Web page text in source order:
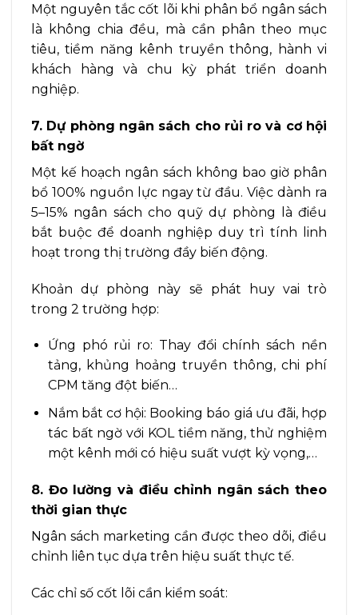
Một nguyên tắc cốt lõi khi phân bổ ngân sách
là không chia đều, mà cần phân theo mục
tiêu, tiềm năng kênh truyền thông, hành vi
khách hàng và chu kỳ phát triển doanh
nghiệp.
7. Dự phòng ngân sách cho rủi ro và cơ hội
bất ngờ
Một kế hoạch ngân sách không bao giờ phân
bổ 100% nguồn lực ngay từ đầu. Việc dành ra
5–15% ngân sách cho quỹ dự phòng là điều
bắt buộc để doanh nghiệp duy trì tính linh
hoạt trong thị trường đầy biến động.
Khoản dự phòng này sẽ phát huy vai trò
trong 2 trường hợp:
Ứng phó rủi ro: Thay đổi chính sách nền
tảng, khủng hoảng truyền thông, chi phí
CPM tăng đột biến…
Nắm bắt cơ hội: Booking báo giá ưu đãi, hợp
tác bất ngờ với KOL tiềm năng, thử nghiệm
một kênh mới có hiệu suất vượt kỳ vọng,…
8. Đo lường và điều chỉnh ngân sách theo
thời gian thực
Ngân sách marketing cần được theo dõi, điều
chỉnh liên tục dựa trên hiệu suất thực tế.
Các chỉ số cốt lõi cần kiểm soát: